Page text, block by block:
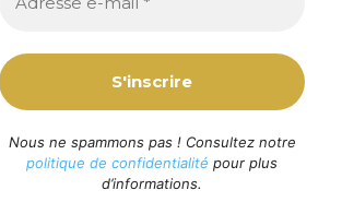
Nous ne spammons pas ! Consultez notre
politique de confidentialité pour plus
d’informations.